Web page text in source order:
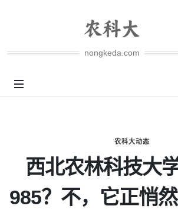
nongkeda.com
农科大动态
西北农林科技大
985？不，它正悄